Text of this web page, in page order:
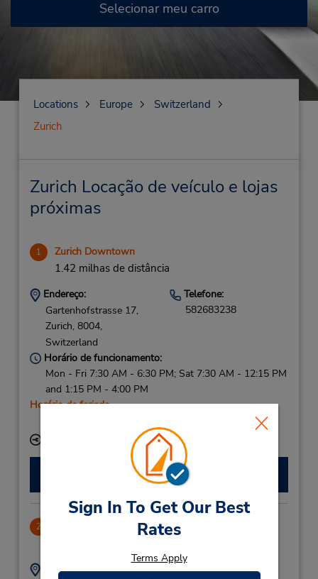
Sign In To Get Our Best
Rates
Terms Apply
Selecionar meu carro
Locations Europe
Switzerland
Zurich
Zurich Locação de veículo e lojas
próximas
1 Zurich Downtown
1.42 milhas de distância
Endereço:
Gartenhofstrasse 17,
Zurich, 8004,
Switzerland
Telefone:
582683238
Horário de funcionamento:
Mon - Fri 7:30 AM - 6:30 PM; Sat 7:30 AM - 12:15 PM
and 1:15 PM - 4:00 PM
Horário de feriado
Local de entrega das chaves
Fazer uma reserva
2 CLOSED 2025-12-19
Endereço:
Telefone: